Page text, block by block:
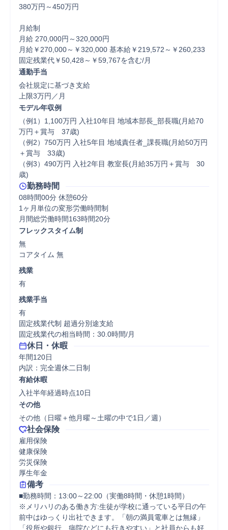
380万円～450万円
月給制
月給 270,000円～320,000円
月給￥270,000～￥320,000 基本給￥219,572～￥260,233
固定残業代￥50,428～￥59,767を含む/月
通勤手当
会社規定に基づき支給
上限3万円／月
モデル年収例
（例1）1,100万円 入社10年目 地域本部長_部長職(月給70
万円＋賞与　37歳)
（例2）750万円 入社5年目 地域責任者_課長職(月給50万円
＋賞与　33歳)
（例3）490万円 入社2年目 教室長(月給35万円＋賞与　30
歳)
勤務時間
08時間00分 休憩60分
1ヶ月単位の変形労働時間制
フレックスタイム制
無
コアタイム 無
残業
有
残業手当
有
固定残業代制 超過分別途支給
固定残業代の相当時間：30.0時間/月
休日・休暇
年間120日
内訳：完全週休二日制
有給休暇
入社半年経過時点10日
その他
その他（日曜＋他月曜～土曜の中で1日／週）
社会保険
雇用保険
健康保険
労災保険
厚生年金
備考
■勤務時間：13:00～22:00（実働8時間・休憩1時間）
※メリハリのある働き方:生徒が学校に通っている平日の午
前中はゆっくり出社できます。「朝の満員電車とは無縁」
「役所や銀行、病院などにも行きやすい」と社員からも好